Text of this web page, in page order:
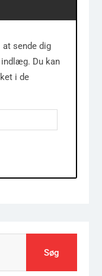
at sende dig
Du kan
i de